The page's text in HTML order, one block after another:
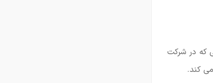
که در شرکت
کند.